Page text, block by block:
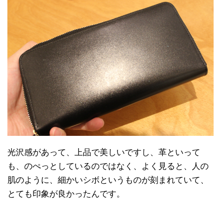
光沢感があって、上品で美しいですし、革といって
も、のぺっとしているのではなく、よく見ると、人の
肌のように、細かいシボというものが刻まれていて、
とても印象が良かったんです。